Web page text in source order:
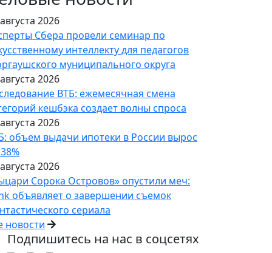
2026
Сбера провели семинар по
интеллекту для педагогов
муниципального округа
2026
ВТБ: ежемесячная смена
кешбэка создает волны спроса
2026
объем выдачи ипотеки в России вырос
2026
Сорока Островов» опустили меч:
объявляет о завершении съемок
сериала
новости
Подпишитесь на нас в соцсетях